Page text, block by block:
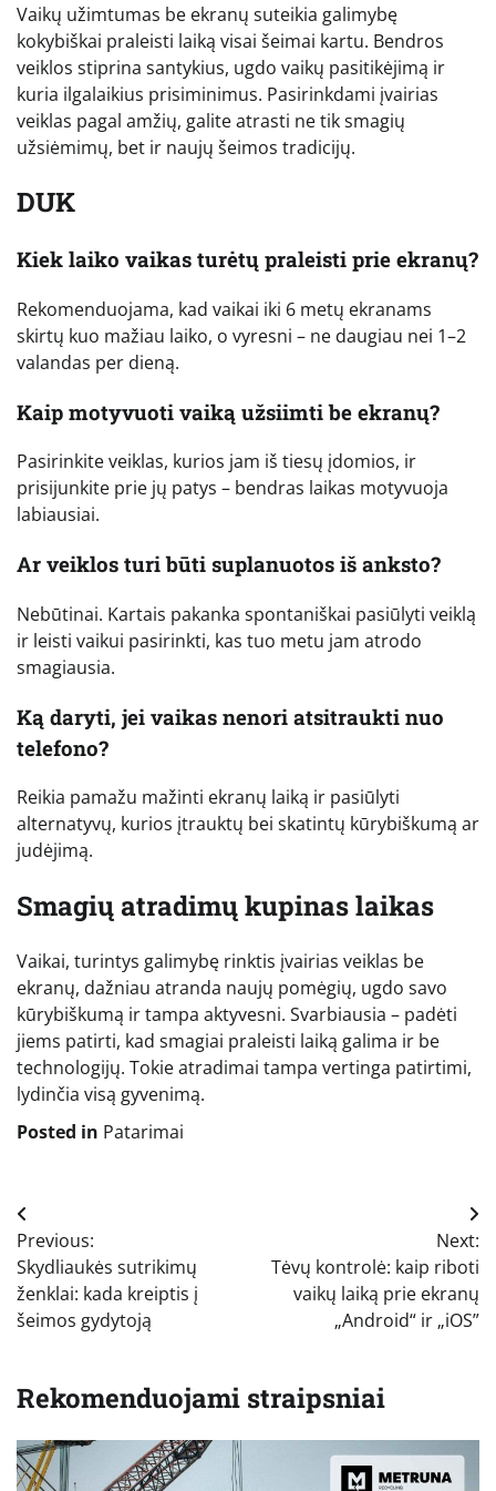
Vaikų užimtumas be ekranų suteikia galimybę
kokybiškai praleisti laiką visai šeimai kartu. Bendros
veiklos stiprina santykius, ugdo vaikų pasitikėjimą ir
kuria ilgalaikius prisiminimus. Pasirinkdami įvairias
veiklas pagal amžių, galite atrasti ne tik smagių
užsiėmimų, bet ir naujų šeimos tradicijų.
DUK
Kiek laiko vaikas turėtų praleisti prie ekranų?
Rekomenduojama, kad vaikai iki 6 metų ekranams
skirtų kuo mažiau laiko, o vyresni – ne daugiau nei 1–2
valandas per dieną.
Kaip motyvuoti vaiką užsiimti be ekranų?
Pasirinkite veiklas, kurios jam iš tiesų įdomios, ir
prisijunkite prie jų patys – bendras laikas motyvuoja
labiausiai.
Ar veiklos turi būti suplanuotos iš anksto?
Nebūtinai. Kartais pakanka spontaniškai pasiūlyti veiklą
ir leisti vaikui pasirinkti, kas tuo metu jam atrodo
smagiausia.
Ką daryti, jei vaikas nenori atsitraukti nuo
telefono?
Reikia pamažu mažinti ekranų laiką ir pasiūlyti
alternatyvų, kurios įtrauktų bei skatintų kūrybiškumą ar
judėjimą.
Smagių atradimų kupinas laikas
Vaikai, turintys galimybę rinktis įvairias veiklas be
ekranų, dažniau atranda naujų pomėgių, ugdo savo
kūrybiškumą ir tampa aktyvesni. Svarbiausia – padėti
jiems patirti, kad smagiai praleisti laiką galima ir be
technologijų. Tokie atradimai tampa vertinga patirtimi,
lydinčia visą gyvenimą.
Posted in Patarimai
Navigacija
tarp
įrašų
Previous:
Skydliaukės sutrikimų
ženklai: kada kreiptis į
šeimos gydytoją
Next:
Tėvų kontrolė: kaip riboti
vaikų laiką prie ekranų
„Android“ ir „iOS”
Rekomenduojami straipsniai